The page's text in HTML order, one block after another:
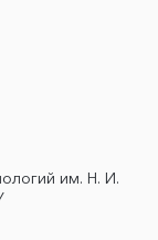
им. Н. И.